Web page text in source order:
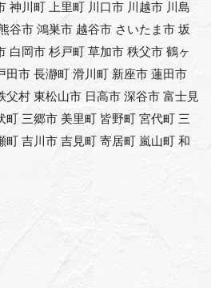
神川町 上里町 川口市 川越市 川島
谷市 鴻巣市 越谷市 さいたま市 坂
白岡市 杉戸町 草加市 秩父市 鶴ヶ
田市 長瀞町 滑川町 新座市 蓮田市
父村 東松山市 日高市 深谷市 富士見
町 三郷市 美里町 皆野町 宮代町 三
町 吉川市 吉見町 寄居町 嵐山町 和